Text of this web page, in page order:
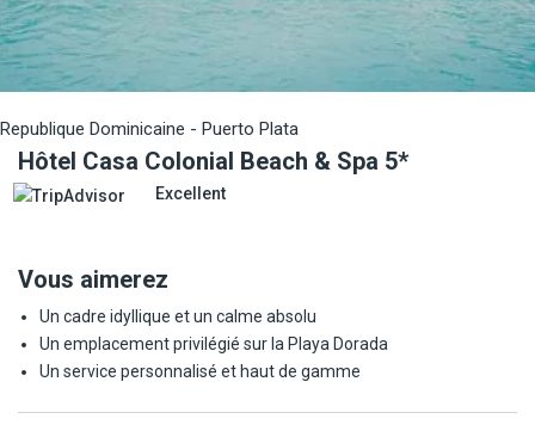
Republique Dominicaine - Puerto Plata
Hôtel Casa Colonial Beach & Spa 5*
Excellent
Vous aimerez
Un cadre idyllique et un calme absolu
Un emplacement privilégié sur la Playa Dorada
Un service personnalisé et haut de gamme